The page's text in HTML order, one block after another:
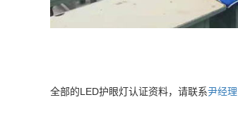
全部的LED护眼灯认证资料，请联系尹经理